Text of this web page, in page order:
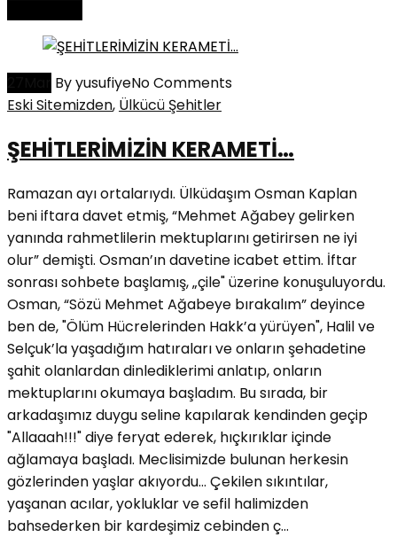
By yusufiyeNo Comments
Eski Sitemizden, Ülkücü Şehitler
ŞEHİTLERİMİZİN KERAMETİ…
Ramazan ayı ortalarıydı. Ülküdaşım Osman Kaplan
beni iftara davet etmiş, “Mehmet Ağabey gelirken
yanında rahmetlilerin mektuplarını getirirsen ne iyi
olur” demişti. Osman’ın davetine icabet ettim. İftar
sonrası sohbete başlamış, „çile" üzerine konuşuluyordu.
Osman, “Sözü Mehmet Ağabeye bırakalım” deyince
ben de, "Ölüm Hücrelerinden Hakk’a yürüyen", Halil ve
Selçuk’la yaşadığım hatıraları ve onların şehadetine
şahit olanlardan dinlediklerimi anlatıp, onların
mektuplarını okumaya başladım. Bu sırada, bir
arkadaşımız duygu seline kapılarak kendinden geçip
"Allaaah!!!" diye feryat ederek, hıçkırıklar içinde
ağlamaya başladı. Meclisimizde bulunan herkesin
gözlerinden yaşlar akıyordu... Çekilen sıkıntılar,
yaşanan acılar, yokluklar ve sefil halimizden
bahsederken bir kardeşimiz cebinden ç...